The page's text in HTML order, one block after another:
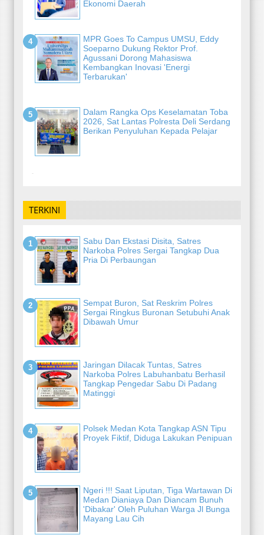
Ekonomi Daerah
MPR Goes To Campus UMSU, Eddy
Soeparno Dukung Rektor Prof.
Agussani Dorong Mahasiswa
Kembangkan Inovasi 'Energi
Terbarukan'
Dalam Rangka Ops Keselamatan Toba
2026, Sat Lantas Polresta Deli Serdang
Berikan Penyuluhan Kepada Pelajar
-
TERKINI
Sabu Dan Ekstasi Disita, Satres
Narkoba Polres Sergai Tangkap Dua
Pria Di Perbaungan
Sempat Buron, Sat Reskrim Polres
Sergai Ringkus Buronan Setubuhi Anak
Dibawah Umur
Jaringan Dilacak Tuntas, Satres
Narkoba Polres Labuhanbatu Berhasil
Tangkap Pengedar Sabu Di Padang
Matinggi
Polsek Medan Kota Tangkap ASN Tipu
Proyek Fiktif, Diduga Lakukan Penipuan
Ngeri !!! Saat Liputan, Tiga Wartawan Di
Medan Dianiaya Dan Diancam Bunuh
'Dibakar' Oleh Puluhan Warga Jl Bunga
Mayang Lau Cih